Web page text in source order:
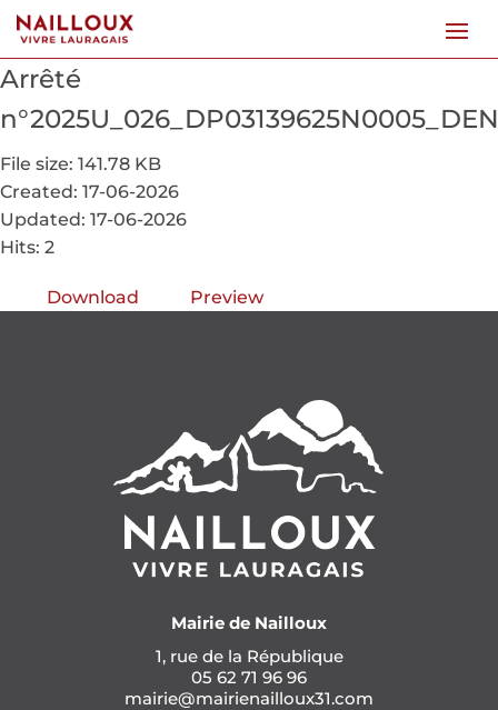
Arrêté
File size: 141.78 KB
Created: 17-06-2026
Updated: 17-06-2026
Hits: 2
Download Preview
Mairie de Nailloux
1, rue de la République
05 62 71 96 96
mairie@mairienailloux31.com